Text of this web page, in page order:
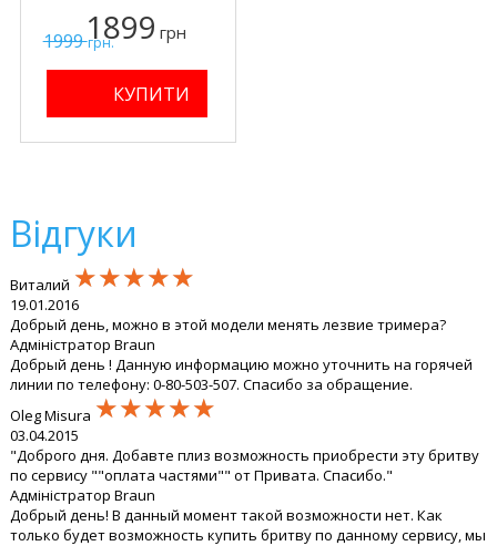
1999грн.
1899 грн
Відгуки
Виталий ★★★★★
★★★★★
★★★★★
19.01.2016
Добрый день, можно в этой модели менять лезвие тримера?
Адміністратор Braun
Добрый день ! Данную информацию можно уточнить на горячей
линии по телефону: 0-80-503-507. Спасибо за обращение.
Oleg Misura ★★★★★
★★★★★
★★★★★
03.04.2015
"Доброго дня. Добавте плиз возможность приобрести эту бритву
по сервису ""оплата частями"" от Привата. Спасибо."
Адміністратор Braun
Добрый день! В данный момент такой возможности нет. Как
только будет возможность купить бритву по данному сервису, мы